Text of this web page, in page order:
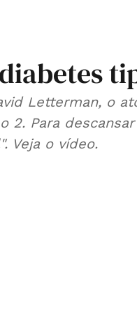
Letterman, o
Para
Veja o vídeo.